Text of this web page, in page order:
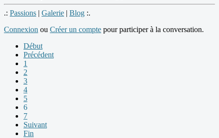
.: Passions | Galerie | Blog :.
Connexion ou Créer un compte pour participer à la conversation.
Début
Précédent
1
2
3
4
5
6
7
Suivant
Fin